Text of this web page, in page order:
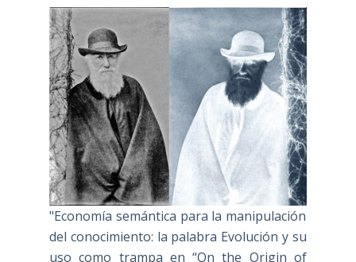
"Economía semántica para la manipulación
del conocimiento: la palabra Evolución y su
uso como trampa en “On the Origin of